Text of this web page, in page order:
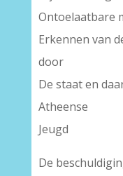
Ontoelaatbare
Erkennen van
door
De staat en
Atheense
Jeugd
De